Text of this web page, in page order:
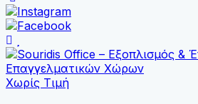
Χωρίς Τιμή